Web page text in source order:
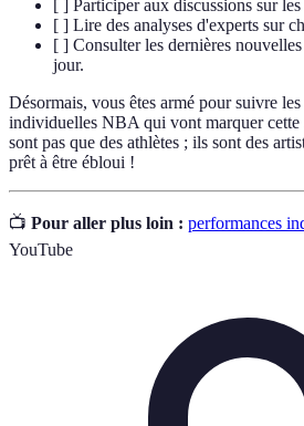
[ ] Participer aux discussions sur
[ ] Lire des analyses d'experts sur
[ ] Consulter les dernières
jour.
Désormais, vous êtes armé pour suivre
individuelles NBA qui vont marquer cette
sont pas que des athlètes ; ils sont des
prêt à être ébloui !
📺 Pour aller plus loin : performances
YouTube